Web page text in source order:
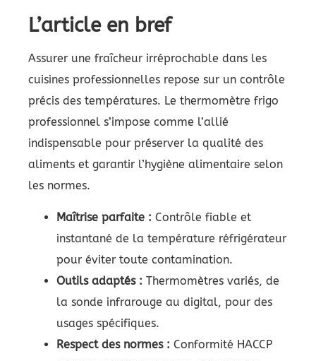
L’article en bref
Assurer une fraîcheur irréprochable dans les
cuisines professionnelles repose sur un contrôle
précis des températures. Le thermomètre frigo
professionnel s’impose comme l’allié
indispensable pour préserver la qualité des
aliments et garantir l’hygiène alimentaire selon
les normes.
Maîtrise parfaite : Contrôle fiable et
instantané de la température réfrigérateur
pour éviter toute contamination.
Outils adaptés : Thermomètres variés, de
la sonde infrarouge au digital, pour des
usages spécifiques.
Respect des normes : Conformité HACCP